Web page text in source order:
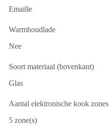
Emaille
Warmhoudlade
Nee
Soort materiaal (bovenkant)
Glas
Aantal elektronische kook zones
5 zone(s)